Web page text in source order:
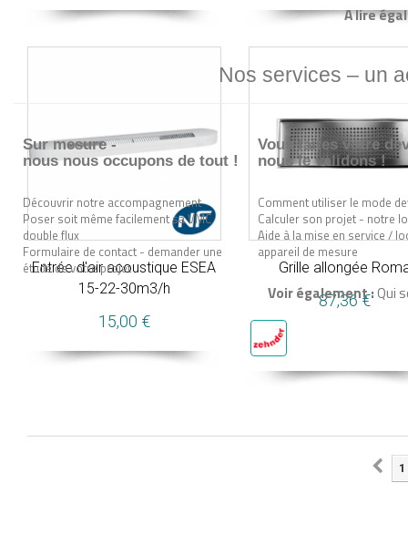
A lire
Nos services – un
Sur mesure -
nous nous occupons de tout !
Découvrir notre accompagnement
Poser soit même facilement sa VMC
double flux
Formulaire de contact - demander une
étude de votre projet
Vous faites votre
nous le validons !
Comment utiliser le mode
Calculer son projet - notre
Aide à la mise en service /
appareil de mesure
Voir également :Qui
Entrée d'air acoustique ESEA
15-22-30m3/h
15,00 €
Grille allongée
87,36 €
1